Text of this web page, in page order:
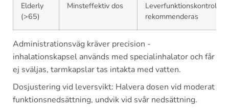
Elderly
(>65)
Minsteffektiv dos
Leverfunktionskontroll
rekommenderas
Administrationsväg kräver precision -
inhalationskapsel används med specialinhalator och får
ej sväljas, tarmkapslar tas intakta med vatten.
Dosjustering vid leversvikt: Halvera dosen vid moderat
funktionsnedsättning, undvik vid svår nedsättning.